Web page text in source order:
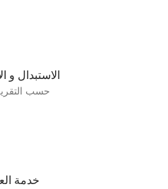
الاستبدال و
حسب
خدمة